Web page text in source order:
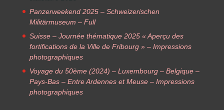
Panzerweekend 2025 – Schweizerischen
Militärmuseum – Full
Suisse – Journée thématique 2025 « Aperçu des
fortifications de la Ville de Fribourg » – Impressions
photographiques
Voyage du 50ème (2024) – Luxembourg – Belgique –
Pays-Bas – Entre Ardennes et Meuse – Impressions
photographiques